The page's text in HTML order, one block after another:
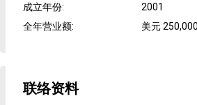
成立年份:
2001
全年营业额: 美元
联络资料